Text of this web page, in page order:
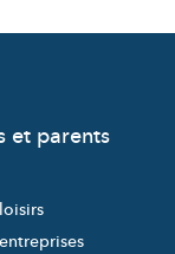
et parents